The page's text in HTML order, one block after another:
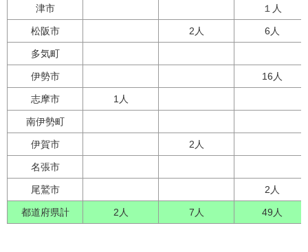
津市 １人
松阪市 2人 6人
多気町
伊勢市 16人
志摩市 1人
南伊勢町
伊賀市 2人
名張市
尾鷲市 2人
都道府県計 2人 7人 49人